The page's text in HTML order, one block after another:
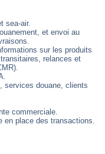
sea-air.
et envoi au
sur les produits
relances et
services douane, clients
commerciale.
en place des transactions.